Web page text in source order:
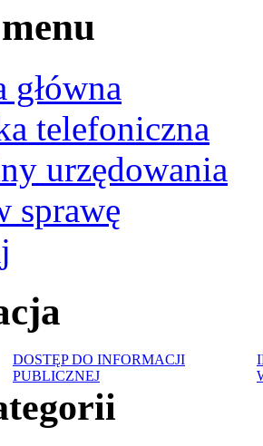
główna
telefoniczna
urzędowania
sprawę
DOSTĘP DO INFORMACJI
PUBLICZNEJ